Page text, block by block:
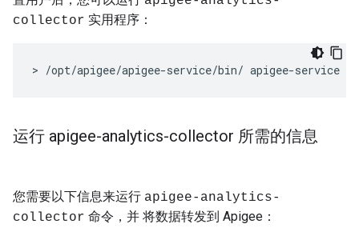
collector 实用程序：
> /opt/apigee/apigee-service/bin/ apigee-service
运行 apigee-analytics-collector 所需的信息
您需要以下信息来运行 apigee-analytics-
collector 命令，并 将数据转发到 Apigee：